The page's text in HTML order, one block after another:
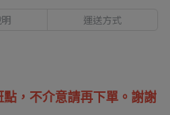
運送方式
，不介意請再下單。謝謝